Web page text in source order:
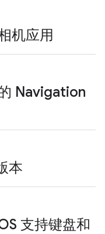
机应用
Navigation
本
支持键盘和